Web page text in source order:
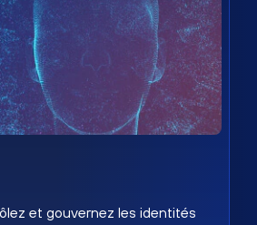
et gouvernez les identités